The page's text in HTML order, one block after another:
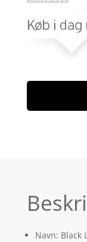
Navn: Black